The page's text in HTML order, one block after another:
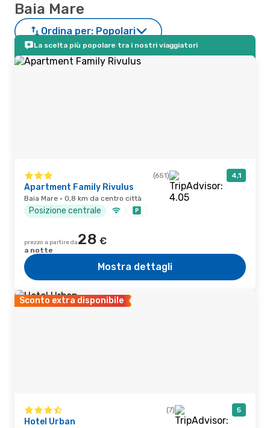
Baia Mare
Ordina per: Popolari
La scelta più popolare tra i nostri viaggiatori
(651) 4,1
Apartment Family Rivulus
Baia Mare · 0,8 km da centro città
Posizione centrale
prezzo a partire da28 €
a notte
Mostra dettagli
Sconto extra disponibile
(7) 5
Hotel Urban